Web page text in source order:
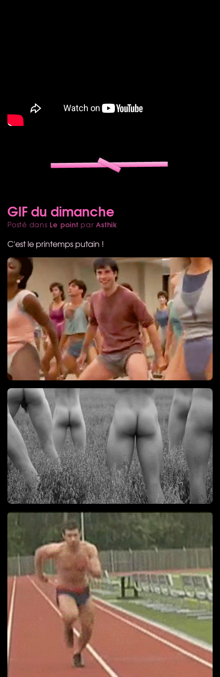
GIF du dimanche
Posté dans Le point parAsthik
C'est le printemps putain !